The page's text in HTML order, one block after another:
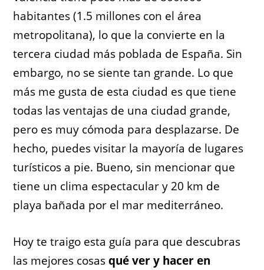
habitantes (1.5 millones con el área
metropolitana), lo que la convierte en la
tercera ciudad más poblada de España. Sin
embargo, no se siente tan grande. Lo que
más me gusta de esta ciudad es que tiene
todas las ventajas de una ciudad grande,
pero es muy cómoda para desplazarse. De
hecho, puedes visitar la mayoría de lugares
turísticos a pie. Bueno, sin mencionar que
tiene un clima espectacular y 20 km de
playa bañada por el mar mediterráneo.
Hoy te traigo esta guía para que descubras
las mejores cosasqué ver y hacer en